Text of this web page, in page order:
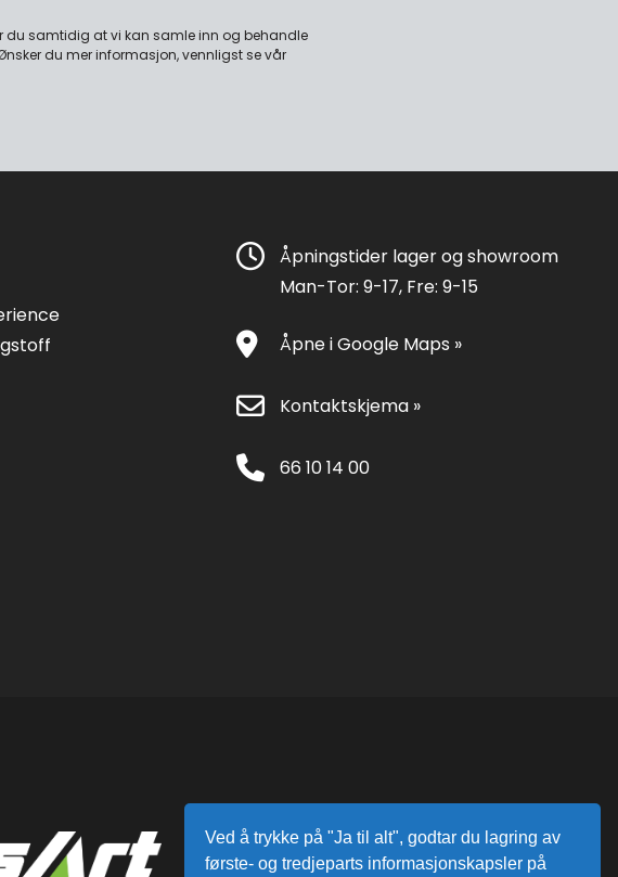
du samtidig at vi kan samle inn og behandle
du mer informasjon, vennligst se vår
Åpningstider lager og showroom
Man-Tor: 9-17, Fre: 9-15
Åpne i Google Maps »
Kontaktskjema »
66 10 14 00
Ved å trykke på "Ja til alt", godtar du lagring av
første- og tredjeparts informasjonskapsler på